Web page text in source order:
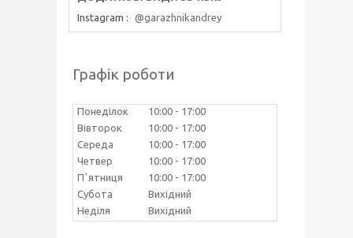
Instagram @garazhnikandrey
Графік роботи
Понеділок 10:00
17:00
Вівторок
10:00
17:00
Середа
10:00
17:00
Четвер
10:00
17:00
Пʼятниця
10:00
17:00
Субота
Вихідний
Неділя
Вихідний